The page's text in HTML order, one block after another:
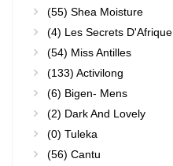
(55) Shea Moisture
(4) Les Secrets D'Afrique
(54) Miss Antilles
(133) Activilong
(6) Bigen- Mens
(2) Dark And Lovely
(0) Tuleka
(56) Cantu